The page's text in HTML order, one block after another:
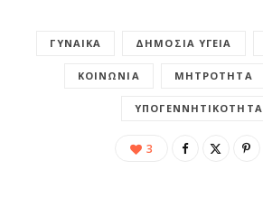
ΓΥΝΑΊΚΑ ΔΗΜΌΣΙΑ ΥΓΕΊΑ
ΚΟΙΝΩΝΊΑ ΜΗΤΡΌΤΗΤΑ
ΥΠΟΓΕΝΝΗΤΙΚΌΤΗΤΑ
3